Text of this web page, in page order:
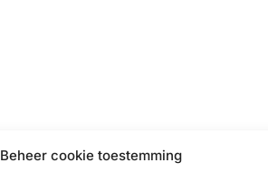
Beheer cookie toestemming